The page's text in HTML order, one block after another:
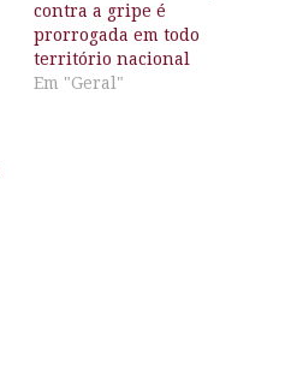
contra a gripe é
prorrogada em todo
território nacional
Em "Geral"